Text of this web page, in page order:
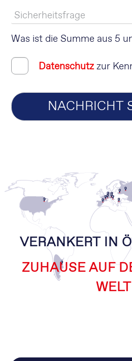
Was ist die Summe aus 5
Datenschutzzur
NACHRICHT
VERANKERT IN
ZUHAUSE AUF
WELT